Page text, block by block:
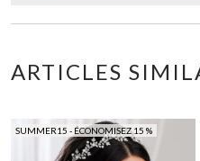
ARTICLES
SUMMER15 - ÉCONOMISEZ 15 %